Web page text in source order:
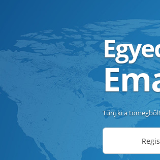
Tűnj ki a tömegből!